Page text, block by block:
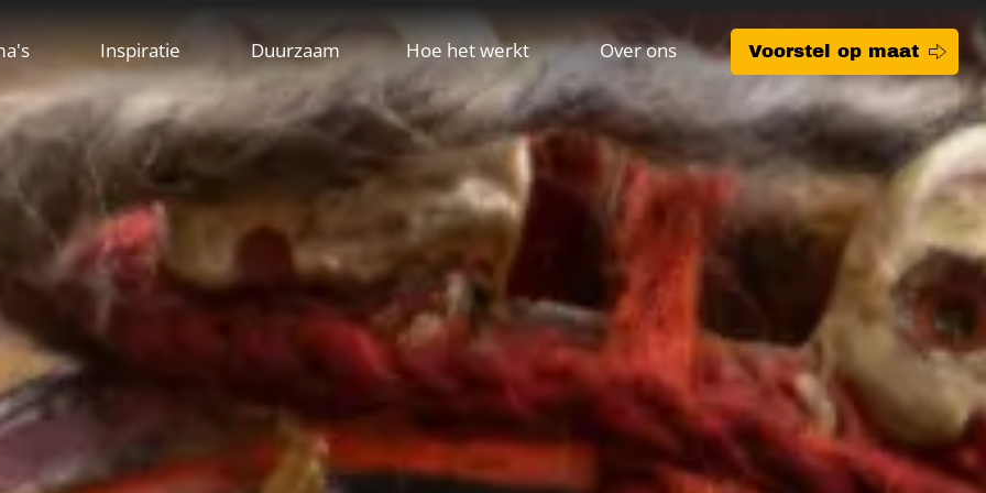
Inspiratie Duurzaam Hoe het werkt Over ons Voorstel op maat